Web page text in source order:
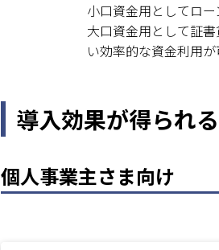
小口資金用としてロ
大口資金用として証
い効率的な資金利用が
導入効果が得られ
個人事業主さま向け